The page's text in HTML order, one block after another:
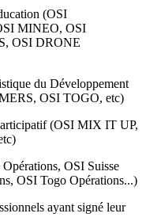
(OSI
MINEO, OSI
OSI DRONE
du Développement
OSI TOGO, etc)
(OSI MIX IT UP,
OSI Suisse
OSI Togo Opérations...)
ayant signé leur